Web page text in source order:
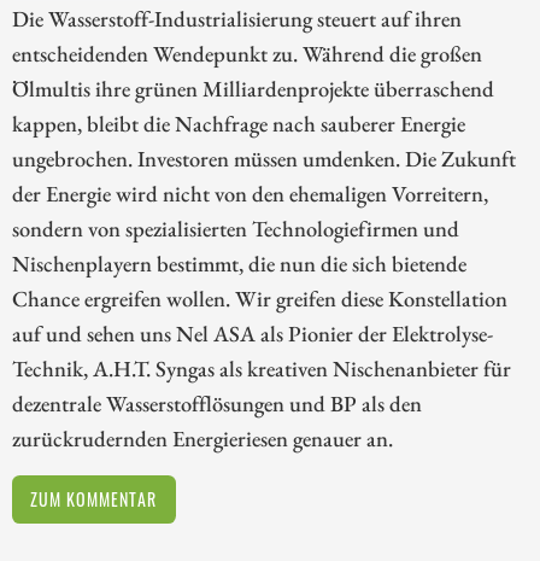
Die Wasserstoff-Industrialisierung steuert auf ihren
entscheidenden Wendepunkt zu. Während die großen
Ölmultis ihre grünen Milliardenprojekte überraschend
kappen, bleibt die Nachfrage nach sauberer Energie
ungebrochen. Investoren müssen umdenken. Die Zukunft
der Energie wird nicht von den ehemaligen Vorreitern,
sondern von spezialisierten Technologiefirmen und
Nischenplayern bestimmt, die nun die sich bietende
Chance ergreifen wollen. Wir greifen diese Konstellation
auf und sehen uns Nel ASA als Pionier der Elektrolyse-
Technik, A.H.T. Syngas als kreativen Nischenanbieter für
dezentrale Wasserstofflösungen und BP als den
zurückrudernden Energieriesen genauer an.
ZUM KOMMENTAR